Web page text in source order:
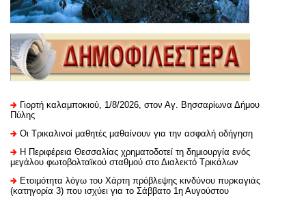
Γιορτή καλαμποκιού, 1/8/2026, στον Αγ. Βησσαρίωνα Δήμου
Πύλης
Οι Τρικαλινοί μαθητές μαθαίνουν για την ασφαλή οδήγηση
H Περιφέρεια Θεσσαλίας χρηματοδοτεί τη δημιουργία ενός
μεγάλου φωτοβολταϊκού σταθμού στο Διαλεκτό Τρικάλων
Ετοιμότητα λόγω του Χάρτη πρόβλεψης κινδύνου πυρκαγιάς
(κατηγορία 3) που ισχύει για το Σάββατο 1η Αυγούστου